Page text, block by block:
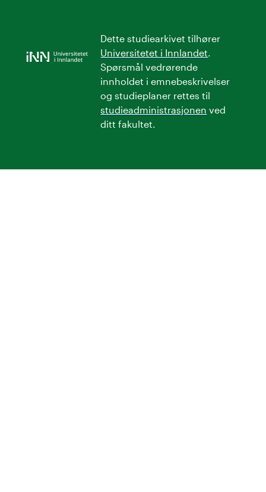
Dette studiearkivet tilhører
Universitetet i Innlandet.
Spørsmål vedrørende
innholdet i emnebeskrivelser
og studieplaner rettes til
studieadministrasjonen ved
ditt fakultet.